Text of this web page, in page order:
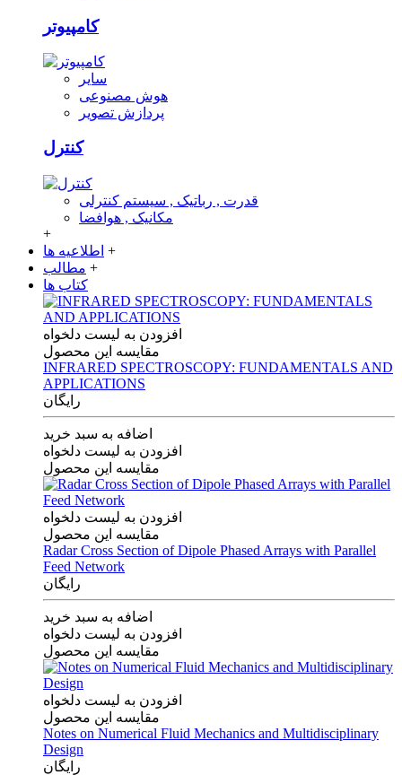
کامپیوتر
سایر
هوش مصنوعی
پردازش تصویر
کنترل
قدرت , رباتیک , سیستم کنترلی
مکانیک , هوافضا
+
اطلاعیه ها +
مطالب +
کتاب ها
افزودن به لیست دلخواه
مقایسه این محصول
INFRARED SPECTROSCOPY: FUNDAMENTALS AND
APPLICATIONS
رایگان
اضافه به سبد خرید
افزودن به لیست دلخواه
مقایسه این محصول
افزودن به لیست دلخواه
مقایسه این محصول
Radar Cross Section of Dipole Phased Arrays with Parallel
Feed Network
رایگان
اضافه به سبد خرید
افزودن به لیست دلخواه
مقایسه این محصول
افزودن به لیست دلخواه
مقایسه این محصول
Notes on Numerical Fluid Mechanics and Multidisciplinary
Design
رایگان